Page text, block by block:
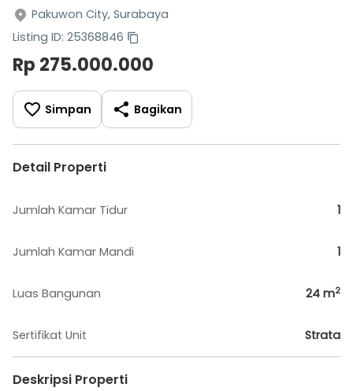
Pakuwon City, Surabaya
Listing ID: 25368846
Rp 275.000.000
Simpan Bagikan
Detail Properti
Jumlah Kamar Tidur 1
Jumlah Kamar Mandi 1
Luas Bangunan 24 m2
Sertifikat Unit Strata
Deskripsi Properti